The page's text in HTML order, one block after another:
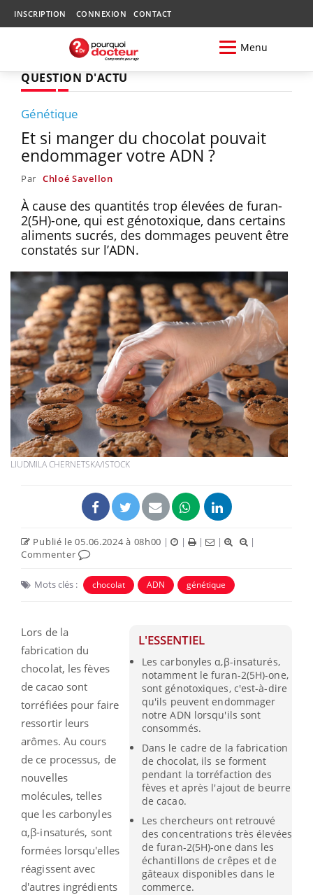
INSCRIPTION CONNEXION CONTACT
Menu
QUESTION D'ACTU
Génétique
Et si manger du chocolat pouvait
endommager votre ADN ?
Par Chloé Savellon
À cause des quantités trop élevées de furan-
2(5H)-one, qui est génotoxique, dans certains
aliments sucrés, des dommages peuvent être
constatés sur l’ADN.
LIUDMILA CHERNETSKA/ISTOCK
Publié le 05.06.2024 à 08h00 | | | |
|
Commenter
Mots clés : chocolat ADN génétique
L'ESSENTIEL
Les carbonyles α,β-insaturés,
notamment le furan-2(5H)-one,
sont génotoxiques, c'est-à-dire
qu'ils peuvent endommager
notre ADN lorsqu'ils sont
consommés.
Dans le cadre de la fabrication
de chocolat, ils se forment
pendant la torréfaction des
fèves et après l'ajout de beurre
de cacao.
Les chercheurs ont retrouvé
des concentrations très élevées
de furan-2(5H)-one dans les
échantillons de crêpes et de
gâteaux disponibles dans le
commerce.
Lors de la
fabrication du
chocolat, les fèves
de cacao sont
torréfiées pour faire
ressortir leurs
arômes. Au cours
de ce processus, de
nouvelles
molécules, telles
que les carbonyles
α,β-insaturés, sont
formées lorsqu'elles
réagissent avec
d'autres ingrédients